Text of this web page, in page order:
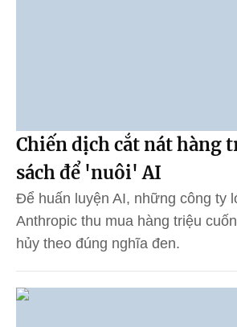
Chiến dịch cắt nát hàng
sách để 'nuôi' AI
Để huấn luyện AI, những công ty
Anthropic thu mua hàng triệu
hủy theo đúng nghĩa đen.